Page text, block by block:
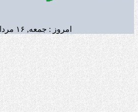
امروز : جمعه, ۱۶ مرداد , ۱۴۰۵ | ساعت : ۰۹:۵۷